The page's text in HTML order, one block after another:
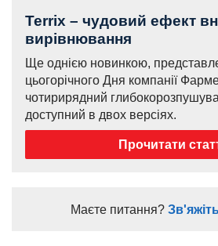
Terrix – чудовий ефект
вирівнювання
Ще однією новинкою,
цьогорічного Дня компанії
чотирирядний
доступний в двох версіях.
Прочитати
Маєте питання?